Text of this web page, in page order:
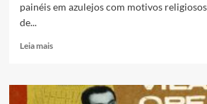
painéis em azulejos com motivos
de...
Leia maisRead
Azulejos
com